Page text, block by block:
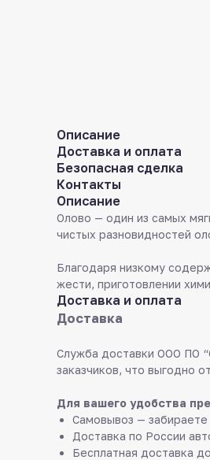
Описание
Доставка и оплата
Безопасная сделка
Контакты
Описание
Олово — один из самых
чистых разновидностей
Благодаря низкому
жести, приготовлении
Доставка и оплата
Доставка
Служба доставки ООО ПО
заказчиков, что выгодно
Для вашего удобства
Самовывоз —
Доставка по России
Бесплатная доставка